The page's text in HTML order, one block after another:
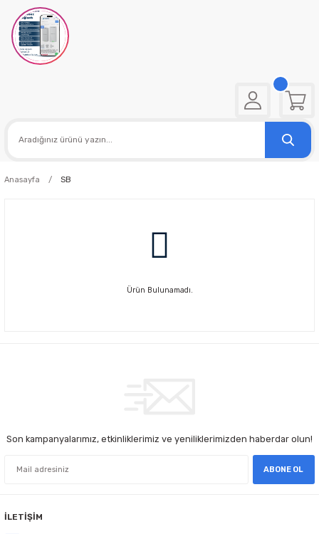
Anasayfa SB
Ürün Bulunamadı.
Son kampanyalarımız, etkinliklerimiz ve yeniliklerimizden haberdar olun!
ABONE OL
İLETİŞİM